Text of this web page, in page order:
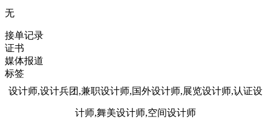
无
接单记录
证书
媒体报道
标签
设计师,设计兵团,兼职设计师,国外设计师,展览设计师,认证设
计师,舞美设计师,空间设计师